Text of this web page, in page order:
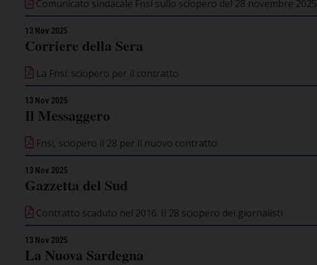
Comunicato sindacale Fnsi sullo sciopero del 28 novembre 2025
13 Nov 2025
Corriere della Sera
La Fnsi: sciopero per il contratto
13 Nov 2025
Il Messaggero
Fnsi, sciopero il 28 per il nuovo contratto
13 Nov 2025
Gazzetta del Sud
Contratto scaduto nel 2016. Il 28 sciopero dei giornalisti
13 Nov 2025
La Nuova Sardegna